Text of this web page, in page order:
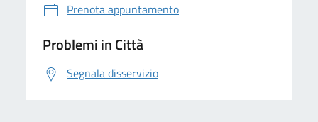
Prenota appuntamento
Problemi in Città
Segnala disservizio